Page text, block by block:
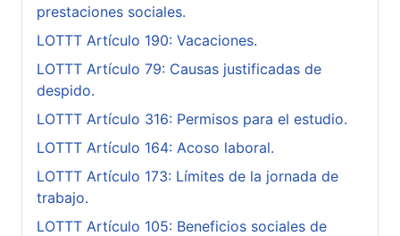
prestaciones sociales.
LOTTT Artículo 190: Vacaciones.
LOTTT Artículo 79: Causas justificadas de
despido.
LOTTT Artículo 316: Permisos para el estudio.
LOTTT Artículo 164: Acoso laboral.
LOTTT Artículo 173: Límites de la jornada de
trabajo.
LOTTT Artículo 105: Beneficios sociales de